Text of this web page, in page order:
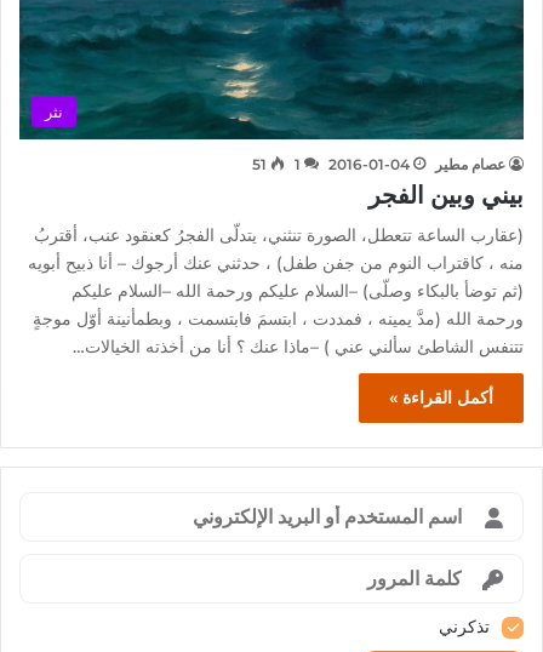
نثر
عصام مطير 2016-01-04
1
51
بيني وبين الفجر
(عقارب الساعة تتعطل، الصورة تنثني، يتدلّى الفجرُ كعنقود عنب، أقتربُ
منه ، كاقتراب النوم من جفن طفل) ، حدثني عنك أرجوك – أنا ذبيح أبويه
(ثم توضأ بالبكاء وصلّى) –السلام عليكم ورحمة الله –السلام عليكم
ورحمة الله (مدَّ يمينه ، فمددت ، ابتسمَ فابتسمت ، وبطمأنينة أوّل موجةٍ
تتنفس الشاطئ سألني عني ) –ماذا عنك ؟ أنا من أخذته الخيالات…
أكمل القراءة »
تذكرني